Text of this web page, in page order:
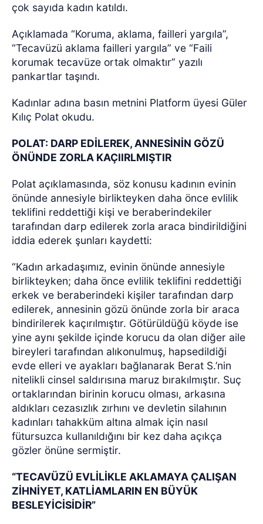
çok sayıda kadın katıldı.
Açıklamada “Koruma, aklama, failleri yargıla”,
“Tecavüzü aklama failleri yargıla” ve “Faili
korumak tecavüze ortak olmaktır” yazılı
pankartlar taşındı.
Kadınlar adına basın metnini Platform üyesi Güler
Kılıç Polat okudu.
POLAT: DARP EDİLEREK, ANNESİNİN GÖZÜ
ÖNÜNDE ZORLA KAÇIIRLMIŞTIR
Polat açıklamasında, söz konusu kadının evinin
önünde annesiyle birlikteyken daha önce evlilik
teklifini reddettiği kişi ve beraberindekiler
tarafından darp edilerek zorla araca bindirildiğini
iddia ederek şunları kaydetti:
“Kadın arkadaşımız, evinin önünde annesiyle
birlikteyken; daha önce evlilik teklifini reddettiği
erkek ve beraberindeki kişiler tarafından darp
edilerek, annesinin gözü önünde zorla bir araca
bindirilerek kaçırılmıştır. Götürüldüğü köyde ise
yine aynı şekilde içinde korucu da olan diğer aile
bireyleri tarafından alıkonulmuş, hapsedildiği
evde elleri ve ayakları bağlanarak Berat S.’nin
nitelikli cinsel saldırısına maruz bırakılmıştır. Suç
ortaklarından birinin korucu olması, arkasına
aldıkları cezasızlık zırhını ve devletin silahının
kadınları tahakküm altına almak için nasıl
fütursuzca kullanıldığını bir kez daha açıkça
gözler önüne sermiştir.
“TECAVÜZÜ EVLİLİKLE AKLAMAYA ÇALIŞAN
ZİHNİYET, KATLİAMLARIN EN BÜYÜK
BESLEYİCİSİDİR”